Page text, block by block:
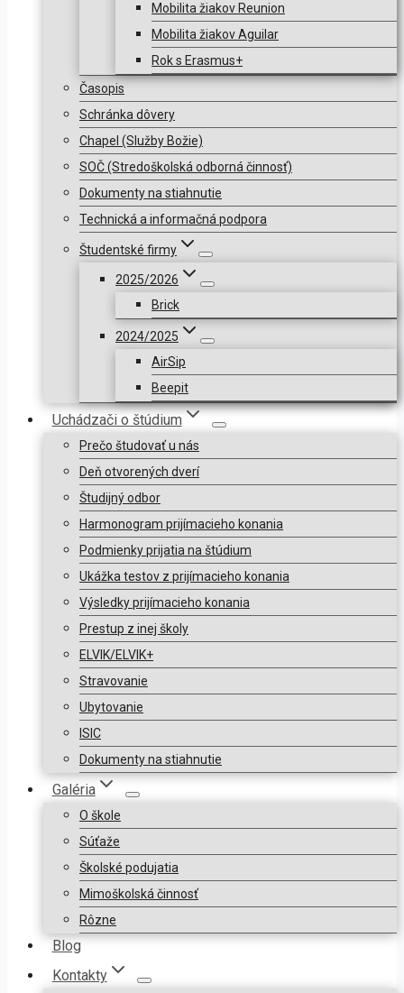
Mobilita žiakov Reunion
Mobilita žiakov Aguilar
Rok s Erasmus+
Časopis
Schránka dôvery
Chapel (Služby Božie)
SOČ (Stredoškolská odborná činnosť)
Dokumenty na stiahnutie
Technická a informačná podpora
Študentské firmy
2025/2026
Brick
2024/2025
AirSip
Beepit
Uchádzači o štúdium
Prečo študovať u nás
Deň otvorených dverí
Študijný odbor
Harmonogram prijímacieho konania
Podmienky prijatia na štúdium
Ukážka testov z prijímacieho konania
Výsledky prijímacieho konania
Prestup z inej školy
ELVIK/ELVIK+
Stravovanie
Ubytovanie
ISIC
Dokumenty na stiahnutie
Galéria
O škole
Súťaže
Školské podujatia
Mimoškolská činnosť
Rôzne
Blog
Kontakty